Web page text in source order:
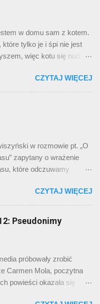
był ośmiocyfrowy. Gdy
można było pełen
który należał do pewnej
z filmem. Kobieta ta
prawda? Gdy
na „śpiulkolot”,
naura, cringe , sus, twoja
kreatywne. W
ich popularności w
cringe i sus ), a taką
bohaterów
Jedynasty nakręcił film
który na samym YT
la...
w domu sam z kotem.
które tylko je i śpi nie jest
więc kotu się nudzi.
się, co w dowcipie
już na pewno tłumaczenie
jest śmieszny, bo
Na pewno
rozśmieszył. Co tu się
zdaniem
rysuje kontekst sytuacji:
narrator, kot, nikt inny,
akcji – trzeci dzień
je i śpi”. Jest to
domowe koty.
CZYTAJ WIĘCEJ
w rozmowie pt. „O
zapytany o wrażenie
które odczuwamy
technologii z naszym
życia, coś się we mnie
tu o negowanie tego
Każdy z nas
tygodnie i miesiące
weekend to były
to minutowa przerwa
bokserskiego”),
CZYTAJ WIĘCEJ
Pseudonimy
próbowały zrobić
Carmen Mola, poczytna
powieści okazała się